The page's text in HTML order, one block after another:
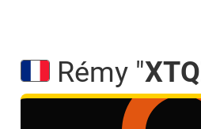
Rémy "